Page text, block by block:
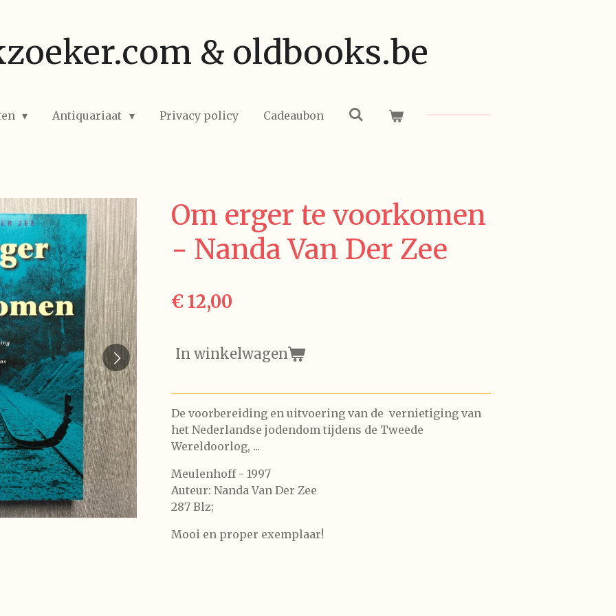
& oldbooks.be
Antiquariaat Privacy policy Cadeaubon
Om erger te voorkomen
- Nanda Van Der Zee
€ 12,00
In winkelwagen
De voorbereiding en uitvoering van de vernietiging van
het Nederlandse jodendom tijdens de Tweede
Wereldoorlog, ...
Meulenhoff - 1997
Auteur: Nanda Van Der Zee
287 Blz;
Mooi en proper exemplaar!